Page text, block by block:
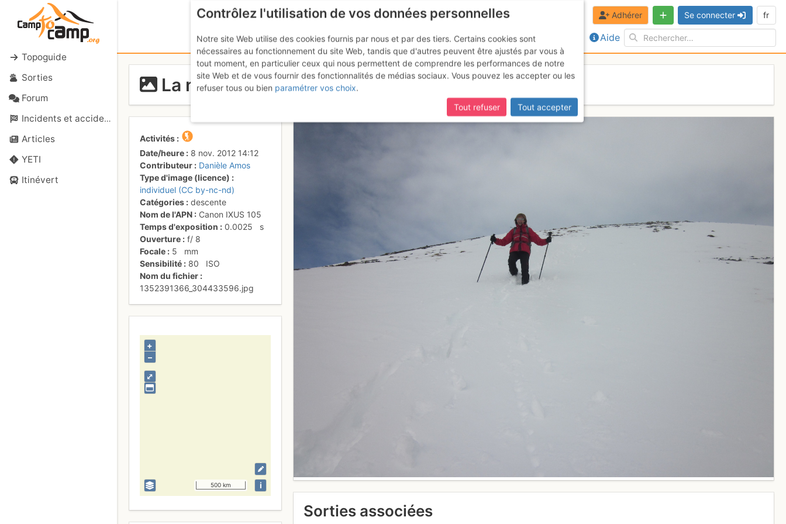
Topoguide
Sorties
Forum
Incidents et accidents
Articles
YETI
Itinévert
Aide
Adhérer Se connecter fr
La neige porte bien
Activités
Date/heure
8 nov. 2012 14:12
Contributeur
Danièle Amos
Type d'image (licence)
individuel (CC by-nc-nd)
Catégories
descente
Nom de l'APN
Canon IXUS 105
Temps d'exposition
0.0025
s
Ouverture
f/8
Focale
5
mm
Sensibilité
80
ISO
Nom du fichier
1352391366_304433596.jpg
⤢
+
–
500 km i
Sorties associées
Contrôlez l'utilisation de vos données personnelles
Notre site Web utilise des cookies fournis par nous et par des tiers. Certains cookies sont
nécessaires au fonctionnement du site Web, tandis que d'autres peuvent être ajustés par vous à
tout moment, en particulier ceux qui nous permettent de comprendre les performances de notre
site Web et de vous fournir des fonctionnalités de médias sociaux. Vous pouvez les accepter ou les
refuser tous ou bien paramétrer vos choix.
Tout refuser
Tout accepter